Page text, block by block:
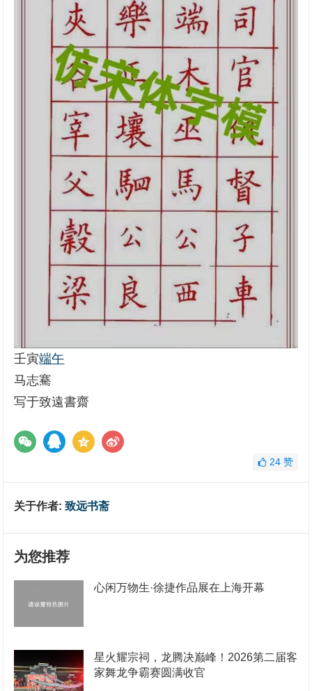
壬寅端午
马志騫
写于致遠書齋
24 赞
关于作者:致远书斋
为您推荐
心闲万物生·徐捷作品展在上海开幕
星火耀宗祠，龙腾决巅峰！2026第二届客
家舞龙争霸赛圆满收官